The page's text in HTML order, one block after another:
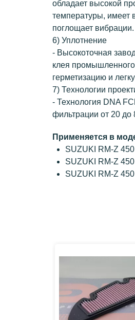
обладает высокой
температуры, имеет
поглощает вибрации.
6) Уплотнение
- Высокоточная
клея
герметизацию и
7) Технологии
- Технология DNA
фильтрации от 20
Применяется в
SUZUKI RM-Z
SUZUKI RM-Z
SUZUKI RM-Z